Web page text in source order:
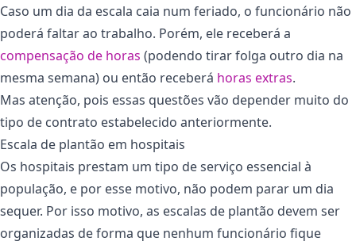
Caso um dia da escala caia num feriado, o funcionário não
poderá faltar ao trabalho. Porém, ele receberá a
compensação de horas (podendo tirar folga outro dia na
mesma semana) ou então receberá horas extras.
Mas atenção, pois essas questões vão depender muito do
tipo de contrato estabelecido anteriormente.
Escala de plantão em hospitais
Os hospitais prestam um tipo de serviço essencial à
população, e por esse motivo, não podem parar um dia
sequer. Por isso motivo, as escalas de plantão devem ser
organizadas de forma que nenhum funcionário fique